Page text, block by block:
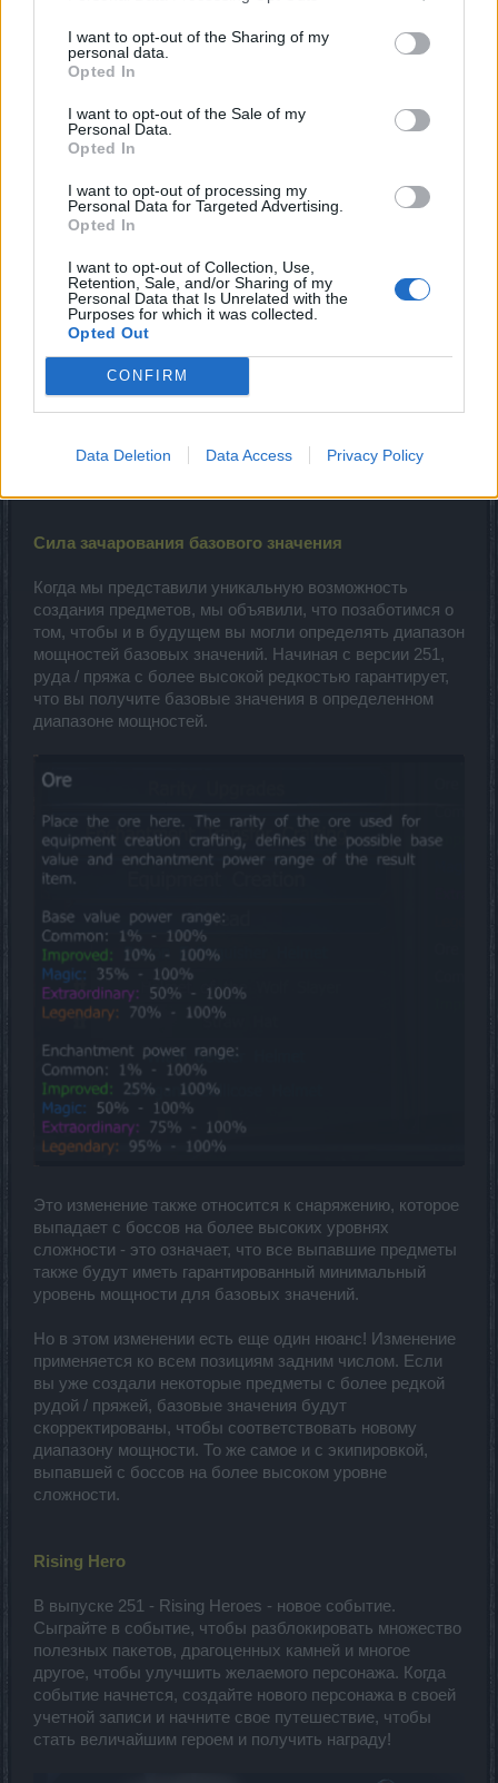
I want to opt-out of the Sharing of my
personal data.
Opted In
I want to opt-out of the Sale of my
Personal Data.
Opted In
I want to opt-out of processing my
Personal Data for Targeted Advertising.
Opted In
I want to opt-out of Collection, Use,
Retention, Sale, and/or Sharing of my
Personal Data that Is Unrelated with the
Purposes for which it was collected.
Opted Out
CONFIRM
Data Deletion Data Access Privacy Policy
Украденные
драгоценности (5-7)
Иностранный друг (1-2) 39
Глаз смотрящего (1-4)
Любопытный сын (1-2) 40
Пламя войны (1-5)
Танины и безделушки (1-
40
Украденный фартук (1-2)
Хорошо промасленный
(1/1)
Сила зачарования базового значения
Когда мы представили уникальную возможность
создания предметов, мы объявили, что позаботимся о
том, чтобы и в будущем вы могли определять диапазон
мощностей базовых значений. Начиная с версии 251,
руда / пряжа с более высокой редкостью гарантирует,
что вы получите базовые значения в определенном
диапазоне мощностей.
Это изменение также относится к снаряжению, которое
выпадает с боссов на более высоких уровнях
сложности - это означает, что все выпавшие предметы
также будут иметь гарантированный минимальный
уровень мощности для базовых значений.
Но в этом изменении есть еще один нюанс! Изменение
применяется ко всем позициям задним числом. Если
вы уже создали некоторые предметы с более редкой
рудой / пряжей, базовые значения будут
скорректированы, чтобы соответствовать новому
диапазону мощности. То же самое и с экипировкой,
выпавшей с боссов на более высоком уровне
сложности.
Rising Hero
В выпуске 251 - Rising Heroes - новое событие.
Сыграйте в событие, чтобы разблокировать множество
полезных пакетов, драгоценных камней и многое
другое, чтобы улучшить желаемого персонажа. Когда
событие начнется, создайте нового персонажа в своей
учетной записи и начните свое путешествие, чтобы
стать величайшим героем и получить награду!